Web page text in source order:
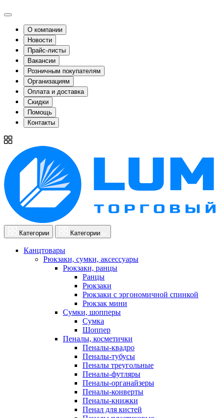
О компании
Новости
Прайс-листы
Вакансии
Розничным покупателям
Организациям
Оплата и доставка
Скидки
Помощь
Контакты
Категории Категории
Канцтовары
Рюкзаки, сумки, аксессуары
Рюкзаки, ранцы
Ранцы
Рюкзаки
Рюкзаки с эргономичной спинкой
Рюкзак мини
Сумки, шопперы
Сумка
Шоппер
Пеналы, косметички
Пеналы-квадро
Пеналы-тубусы
Пеналы треугольные
Пеналы-футляры
Пеналы-органайзеры
Пеналы-конверты
Пеналы-книжки
Пенал для кистей